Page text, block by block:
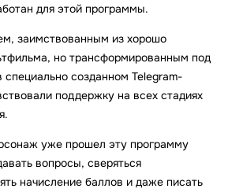
для этой программы.
заимствованным из хорошо
но трансформированным под
специально созданном Telegram-
поддержку на всех стадиях
уже прошел эту программу
вопросы, сверяться
начисление баллов и даже писать